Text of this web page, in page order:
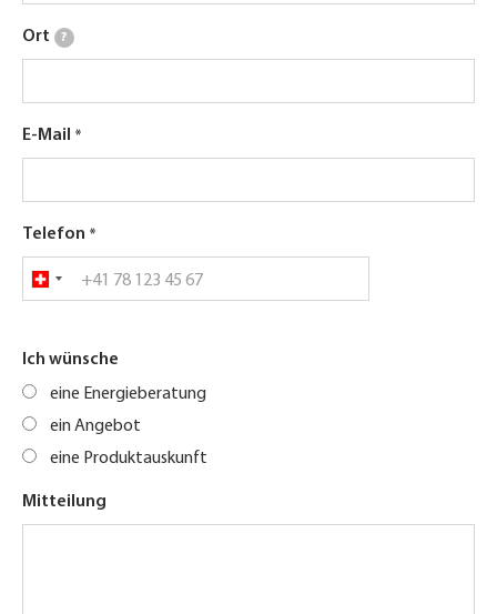
Ort ?
E-Mail
Telefon
Ich wünsche
eine Energieberatung
ein Angebot
eine Produktauskunft
Mitteilung